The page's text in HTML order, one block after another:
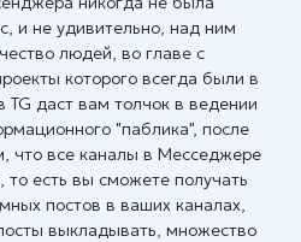
и не удивительно, над ним
людей, во главе с
которого всегда были в
TG даст вам толчок в ведении
"паблика", после
что все каналы в Месседжере
то есть вы сможете получать
постов в ваших каналах,
выкладывать, множество